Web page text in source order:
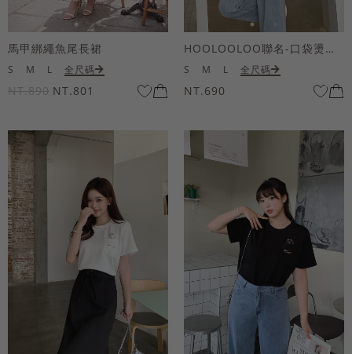
馬甲綁繩魚尾長裙
S M L 全尺碼
NT.890 NT.801
HOOLOOLOO聯名-口袋燙金KUKU熊短袖上衣
S M L 全尺碼
NT.690